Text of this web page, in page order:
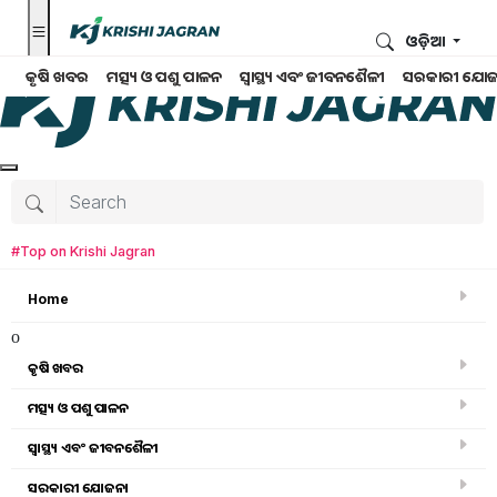
କୃଷି ଖବର ମତ୍ସ୍ୟ ଓ ପଶୁ ପାଳନ ସ୍ୱାସ୍ଥ୍ୟ ଏବଂ ଜୀବନଶୈଳୀ ସରକାରୀ
ଓଡ଼ିଆ
#Top on Krishi Jagran
Home
o
କୃଷି ଖବର
ମତ୍ସ୍ୟ ଓ ପଶୁ ପାଳନ
ସ୍ୱାସ୍ଥ୍ୟ ଏବଂ ଜୀବନଶୈଳୀ
ସରକାରୀ ଯୋଜନା
Search for:
Benefits of Dragon Fruit